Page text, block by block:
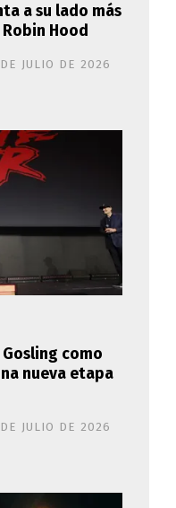
a su lado más
Hood
JULIO DE 2026
como
nueva etapa
JULIO DE 2026